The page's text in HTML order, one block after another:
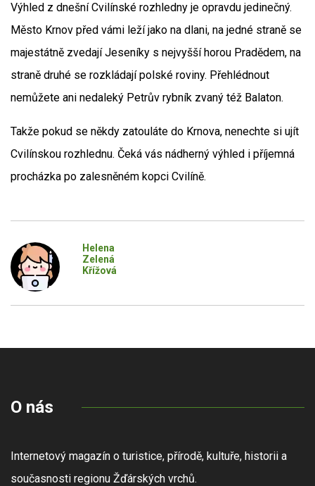
Výhled z dnešní Cvilínské rozhledny je opravdu jedinečný.
Město Krnov před vámi leží jako na dlani, na jedné straně se
majestátně zvedají Jeseníky s nejvyšší horou Pradědem, na
straně druhé se rozkládají polské roviny. Přehlédnout
nemůžete ani nedaleký Petrův rybník zvaný též Balaton.
Takže pokud se někdy zatouláte do Krnova, nenechte si ujít
Cvilínskou rozhlednu. Čeká vás nádherný výhled i příjemná
procházka po zalesněném kopci Cvilíně.
Helena
Zelená
Křížová
O nás
Internetový magazín o turistice, přírodě, kultuře, historii a
současnosti regionu Žďárských vrchů.